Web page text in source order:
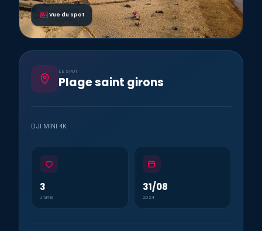
Vue du spot
LE SPOT
Plage saint girons
DJI MINI 4K
3
J’aime
31/08
2024